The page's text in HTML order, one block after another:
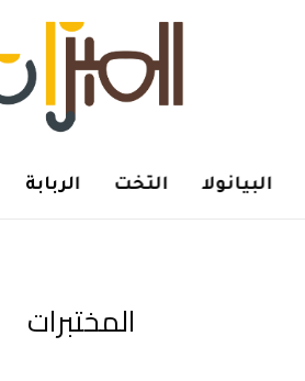
البيانولا التخت الربابة
المختبرات